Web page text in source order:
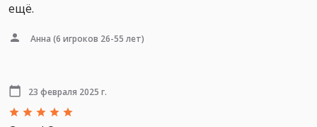
ещё.
Анна (6 игроков 26-55 лет)
23 февраля 2025 г.